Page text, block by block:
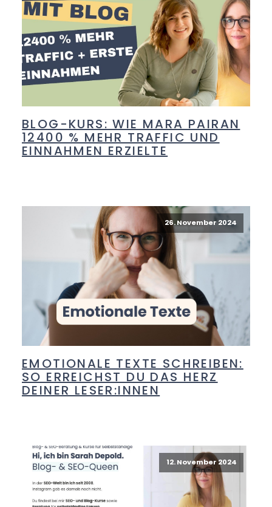
BLOG-KURS: WIE MARA PAIRAN
12400 % MEHR TRAFFIC UND
EINNAHMEN ERZIELTE
26. November 2024
EMOTIONALE TEXTE SCHREIBEN:
SO ERREICHST DU DAS HERZ
DEINER LESER:INNEN
12. November 2024